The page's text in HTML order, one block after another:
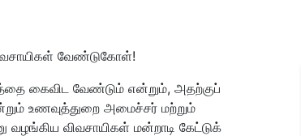
வேண்டுகோள்!
கைவிட வேண்டும் என்றும், அதற்குப்
உணவுத்துறை அமைச்சர் மற்றும்
விவசாயிகள் மன்றாடி கேட்டுக்